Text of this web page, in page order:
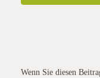
Wenn Sie diesen